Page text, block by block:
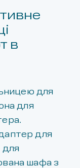
в
для
для
для
для
шафа з